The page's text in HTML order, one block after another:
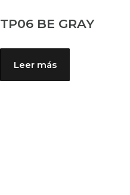
TP06 BE GRAY
Leer más